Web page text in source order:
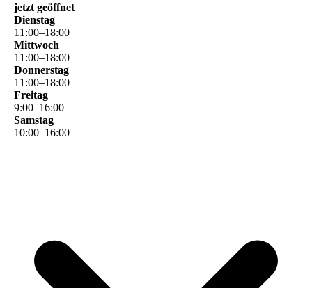
jetzt geöffnet
Dienstag
11 :00–18:00
Mittwoch
11 :00–18:00
Donnerstag
11 :00–18:00
Freitag
9:00–16:00
Samstag
10:00–16:00